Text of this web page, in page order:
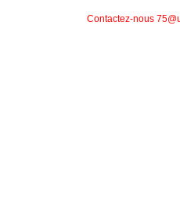
Contactez-nous